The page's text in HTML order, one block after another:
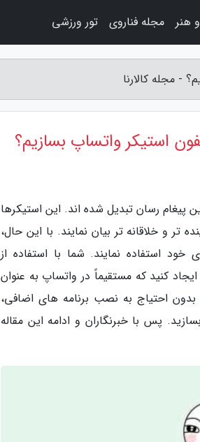
- مجله کالارنا
استیکر واتساپ بسازیم؟
پیغام رسان تبدیل شده اند. این استیکرها
و خلاقانه تر بیان نمایند. با این حال،
استفاده نمایند. شما با استفاده از
کنید که مستقیماً در واتساپ به عنوان
احتیاج به نصب برنامه های اضافی،
پس با خبرنگاران و ادامه این مقاله
هنر مجله فناروی تور ورزشی